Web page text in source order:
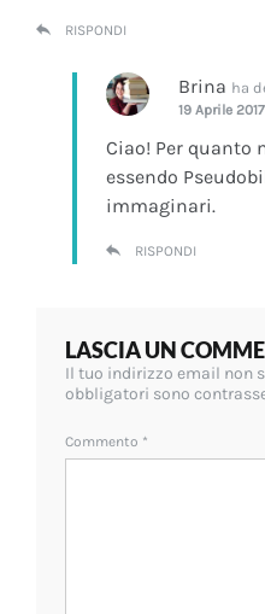
RISPONDI
Brina ha
19 Aprile
Ciao! Per quanto
essendo
immaginari.
RISPONDI
LASCIA UN
Il tuo indirizzo email non
obbligatori sono
Commento *